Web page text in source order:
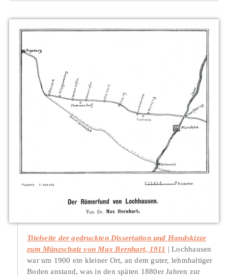
Titelseite der gedruckten Dissertation und Handskizze
zum Münzschatz von Max Bernhart, 1911
Lochhausen
war um 1900 ein kleiner Ort, an dem guter, lehmhaltiger
Boden anstand, was in den späten 1880er Jahren zur